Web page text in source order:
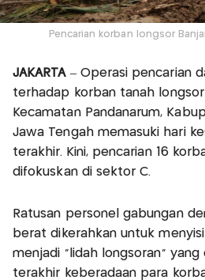
Pencarian korban longsor
JAKARTA– Operasi pencarian
terhadap korban tanah longsor
Kecamatan Pandanarum,
Jawa Tengah memasuki hari
terakhir. Kini, pencarian 16
difokuskan di sektor C.
Ratusan personel gabungan
berat dikerahkan untuk
menjadi “lidah longsoran”
terakhir keberadaan para